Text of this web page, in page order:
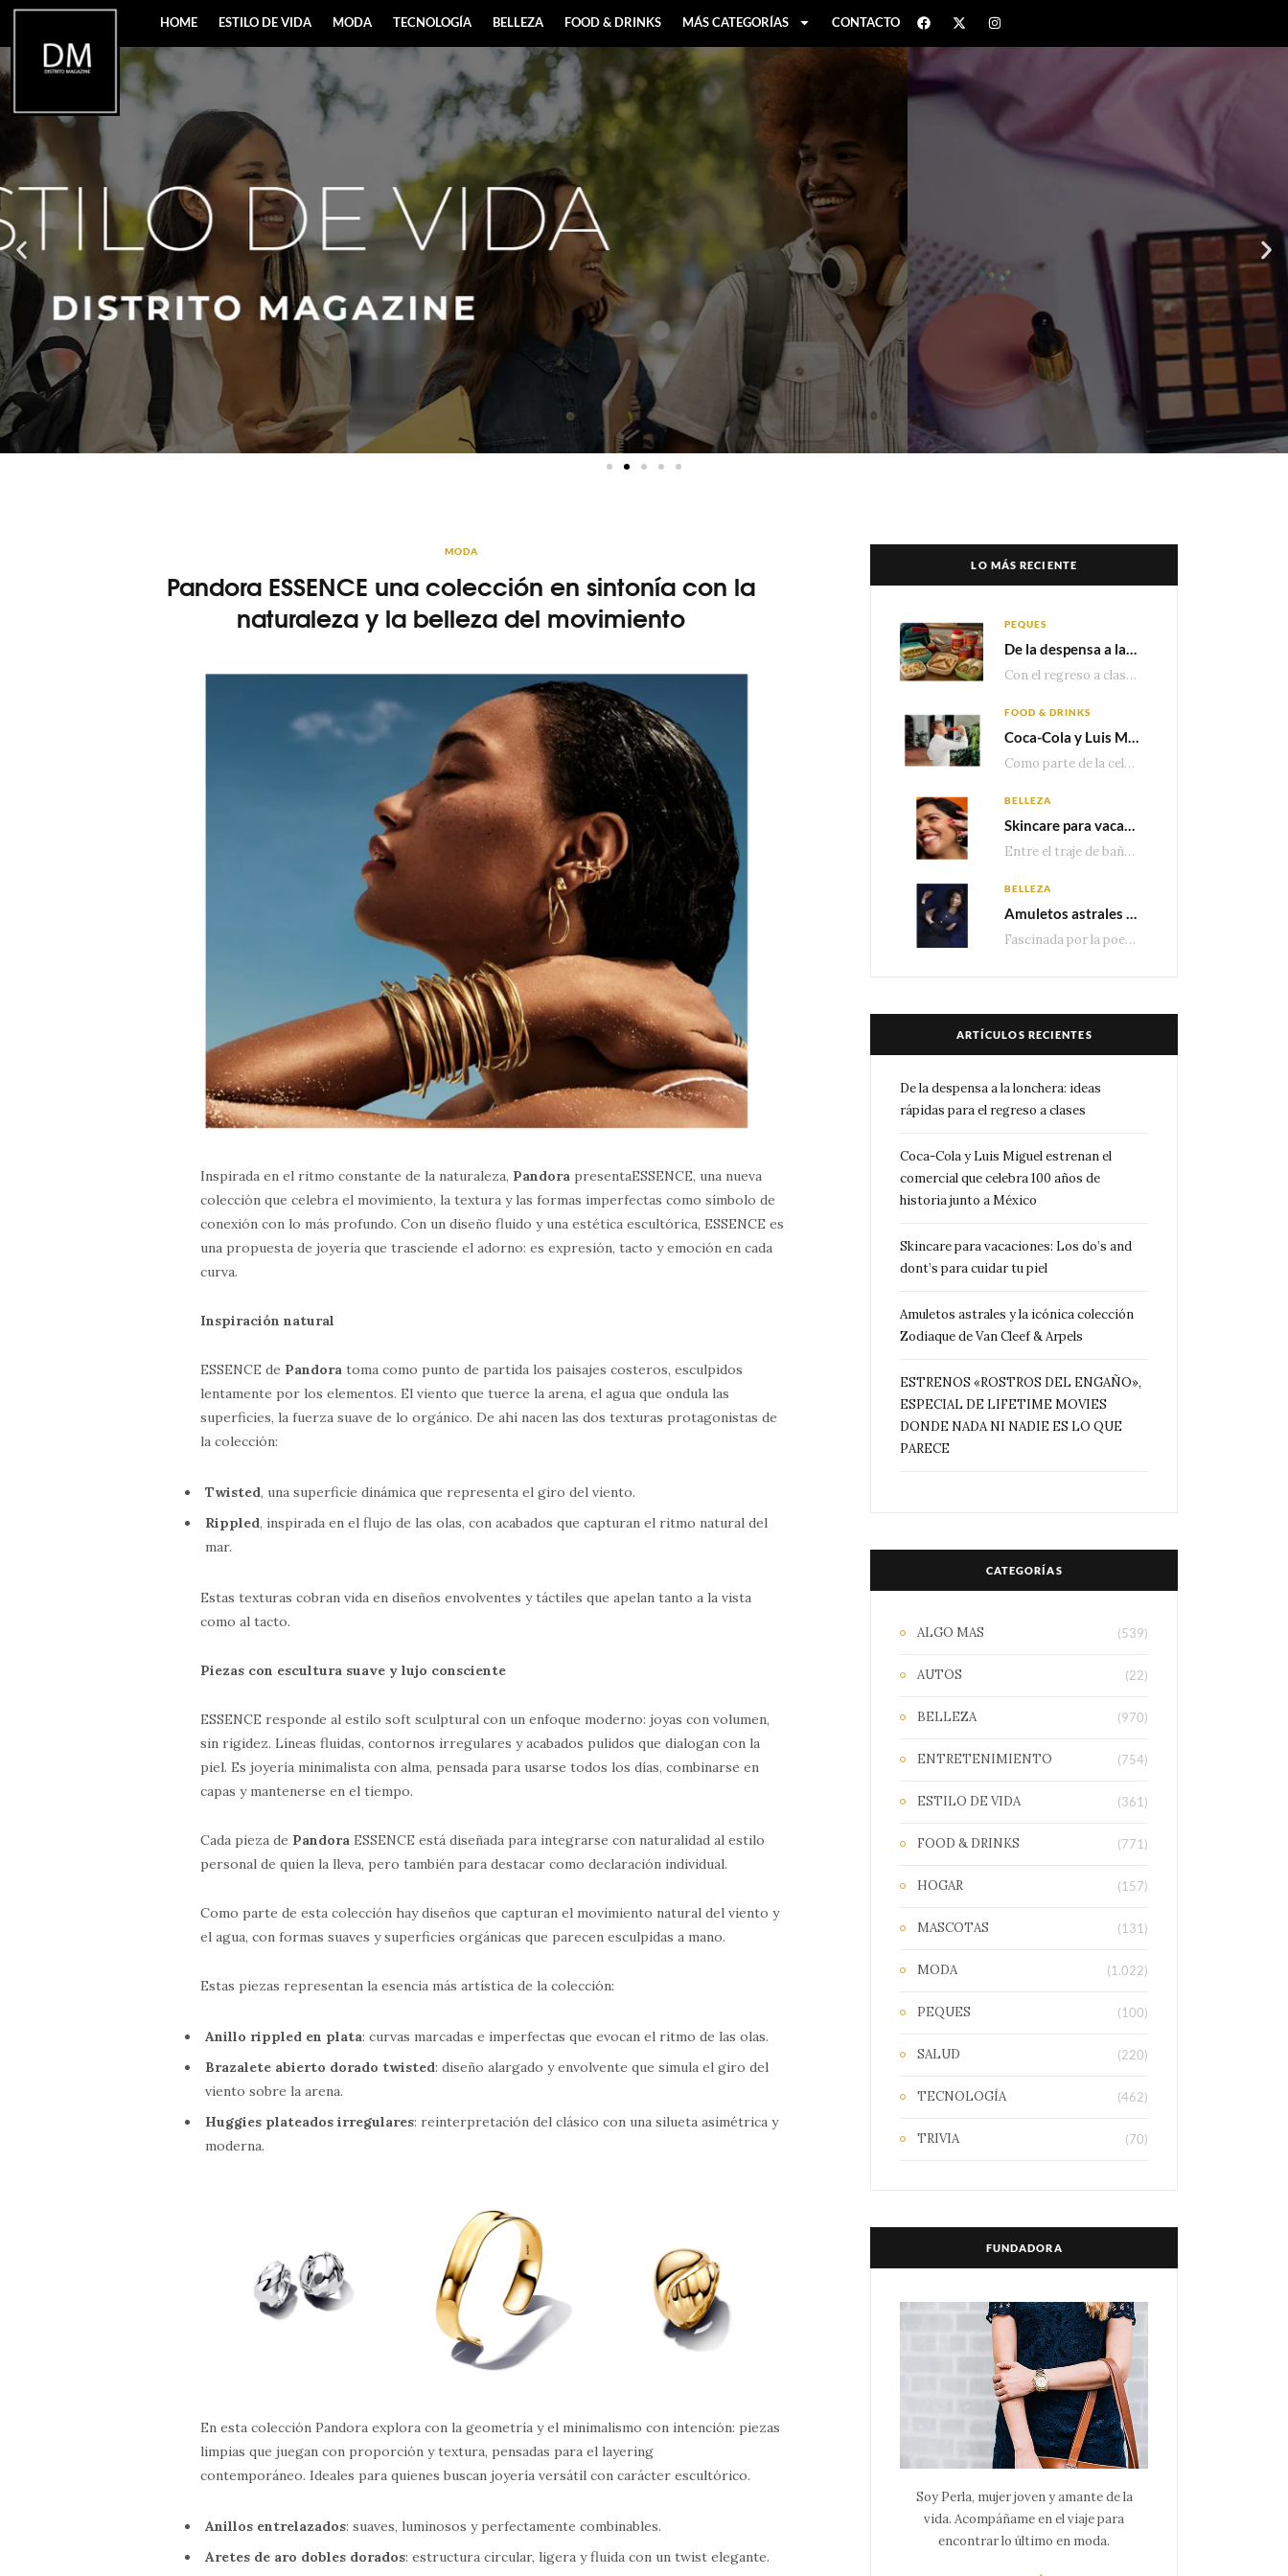
HOME ESTILO DE VIDA MODA TECNOLOGÍA BELLEZA FOOD & DRINKS MÁS CATEGORÍAS CONTACTO
MODA
Pandora ESSENCE una colección en sintonía con la
naturaleza y la belleza del movimiento
Inspirada en el ritmo constante de la naturaleza, Pandora presentaESSENCE, una nueva
colección que celebra el movimiento, la textura y las formas imperfectas como símbolo de
conexión con lo más profundo. Con un diseño fluido y una estética escultórica, ESSENCE es
una propuesta de joyería que trasciende el adorno: es expresión, tacto y emoción en cada
curva.
Inspiración natural
ESSENCE de Pandora toma como punto de partida los paisajes costeros, esculpidos
lentamente por los elementos. El viento que tuerce la arena, el agua que ondula las
superficies, la fuerza suave de lo orgánico. De ahí nacen las dos texturas protagonistas de
la colección:
Twisted, una superficie dinámica que representa el giro del viento.
Rippled, inspirada en el flujo de las olas, con acabados que capturan el ritmo natural del
mar.
Estas texturas cobran vida en diseños envolventes y táctiles que apelan tanto a la vista
como al tacto.
Piezas con escultura suave y lujo consciente
ESSENCE responde al estilo soft sculptural con un enfoque moderno: joyas con volumen,
sin rigidez. Líneas fluidas, contornos irregulares y acabados pulidos que dialogan con la
piel. Es joyería minimalista con alma, pensada para usarse todos los días, combinarse en
capas y mantenerse en el tiempo.
Cada pieza de PandoraESSENCE está diseñada para integrarse con naturalidad al estilo
personal de quien la lleva, pero también para destacar como declaración individual.
Como parte de esta colección hay diseños que capturan el movimiento natural del viento y
el agua, con formas suaves y superficies orgánicas que parecen esculpidas a mano.
Estas piezas representan la esencia más artística de la colección:
Anillo rippled en plata: curvas marcadas e imperfectas que evocan el ritmo de las olas.
Brazalete abierto dorado twisted: diseño alargado y envolvente que simula el giro del
viento sobre la arena.
Huggies plateados irregulares: reinterpretación del clásico con una silueta asimétrica y
moderna.
En esta colección Pandora explora con la geometría y el minimalismo con intención: piezas
limpias que juegan con proporción y textura, pensadas para el layering
contemporáneo. Ideales para quienes buscan joyería versátil con carácter escultórico.
Anillos entrelazados: suaves, luminosos y perfectamente combinables.
Aretes de aro dobles dorados: estructura circular, ligera y fluida con un twist elegante.
LO MÁS RECIENTE
PEQUES
De la despensa a la lonchera: ideas rápidas para el regreso a clases
Con el regreso a clases cada vez más cerca, las familias comienzan a reorganizar horarios,…
FOOD & DRINKS
Coca-Cola y Luis Miguel estrenan el comercial que celebra 100 años de historia junto a México
Como parte de la celebración por sus primeros 100 años enMéxico, Coca-Cola presenta hoy el…
BELLEZA
Skincare para vacaciones: Los do’s and dont’s para cuidar tu piel
Entre el traje de baño, las sandalias, los lentes de sol y los looks que…
BELLEZA
Amuletos astrales y la icónica colección Zodiaque de Van Cleef & Arpels
Fascinada por la poesía de las estrellas, la Maison Van Cleef & Arpels celebra la llegada de las…
ARTÍCULOS RECIENTES
De la despensa a la lonchera: ideas
rápidas para el regreso a clases
Coca-Cola y Luis Miguel estrenan el
comercial que celebra 100 años de
historia junto a México
Skincare para vacaciones: Los do’s and
dont’s para cuidar tu piel
Amuletos astrales y la icónica colección
Zodiaque de Van Cleef & Arpels
ESTRENOS «ROSTROS DEL ENGAÑO»,
ESPECIAL DE LIFETIME MOVIES
DONDE NADA NI NADIE ES LO QUE
PARECE
CATEGORÍAS
ALGO MAS (539)
AUTOS (22)
BELLEZA (970)
ENTRETENIMIENTO (754)
ESTILO DE VIDA (361)
FOOD & DRINKS (771)
HOGAR (157)
MASCOTAS (131)
MODA (1.022)
PEQUES (100)
SALUD (220)
TECNOLOGÍA (462)
TRIVIA (70)
FUNDADORA
Soy Perla, mujer joven y amante de la
vida. Acompáñame en el viaje para
encontrar lo último en moda.